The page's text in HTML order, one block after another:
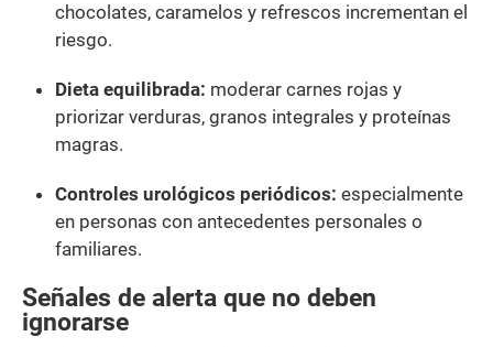
chocolates, caramelos y refrescos incrementan el
riesgo.
Dieta equilibrada: moderar carnes rojas y
priorizar verduras, granos integrales y proteínas
magras.
Controles urológicos periódicos: especialmente
en personas con antecedentes personales o
familiares.
Señales de alerta que no deben
ignorarse